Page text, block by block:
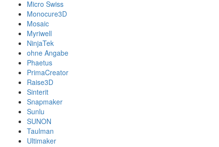
Micro Swiss
Monocure3D
Mosaic
Myriwell
NinjaTek
ohne Angabe
Phaetus
PrimaCreator
Raise3D
Sinterit
Snapmaker
Sunlu
SUNON
Taulman
Ultimaker